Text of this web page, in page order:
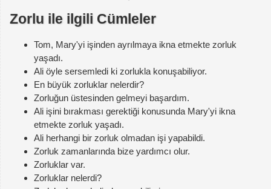
Zorlu ile ilgili Cümleler
Tom, Mary'yi işinden ayrılmaya ikna etmekte zorluk
yaşadı.
Ali öyle sersemledi ki zorlukla konuşabiliyor.
En büyük zorluklar nelerdir?
Zorluğun üstesinden gelmeyi başardım.
Ali işini bırakması gerektiği konusunda Mary'yi ikna
etmekte zorluk yaşadı.
Ali herhangi bir zorluk olmadan işi yapabildi.
Zorluk zamanlarında bize yardımcı olur.
Zorluklar var.
Zorluklar nelerdi?